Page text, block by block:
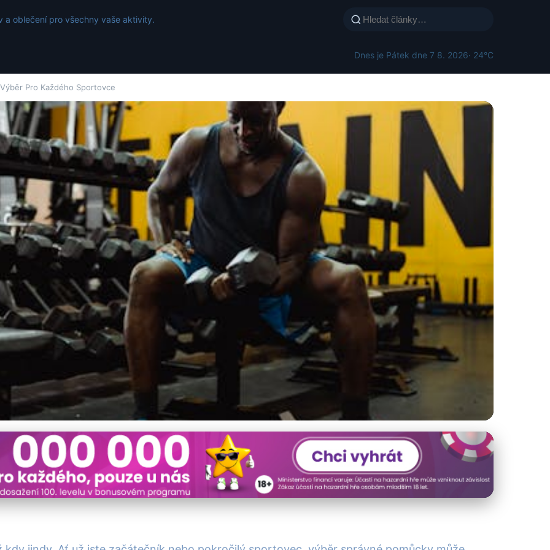
a oblečení pro všechny vaše aktivity.
Dnes je Pátek dne 7 8. 2026· 24°C
Pro Každého Sportovce
2023: Výběr Pro Každého